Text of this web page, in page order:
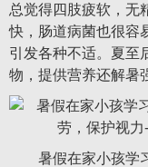
总觉得四肢疲软，无
快，肠道病菌也很容
引发各种不适。夏至
物，提供营养还解暑
暑假在家小孩学习